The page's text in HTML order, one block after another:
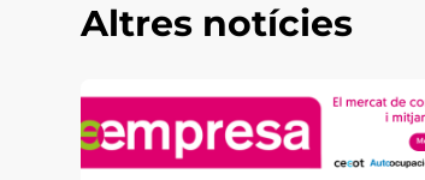
Altres notícies